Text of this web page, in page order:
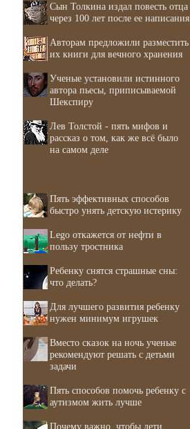
Сын Толкина издал повесть отца
через 100 лет после ее написания
Авторам предложили разместить
их книги для вечного хранения
Ученые установили истинного
автора пьесы, приписываемой
Шекспиру
Лев Толстой - пять мифов и
рассказ о том, как же всё было
на самом деле
Пять эффективных способов
быстро унять детскую истерику
Lego откажется от нефти в
пользу тростника
Ребенку снятся страшные сны:
что делать?
Для лучшего развития ребенку
нужен минимум игрушек
Вместо сказок на ночь ученые
рекомендуют решать с детьми
задачи
Пять способов помочь ребенку с
аутизмом жить лучше
Почему важно, чтобы дети